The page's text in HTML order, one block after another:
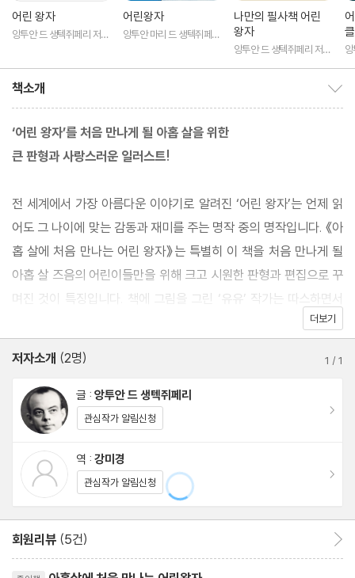
어린 왕자
앙투안 드 생텍쥐페리 저/
어린왕자
앙투안 마리 드 생텍쥐페리
나만의 필사책 어린
왕자
앙투안 드 생텍쥐페리 저/
책소개
‘어린 왕자’를 처음 만나게 될 아홉 살을 위한
큰 판형과 사랑스러운 일러스트!
전 세계에서 가장 아름다운 이야기로 알려진 ‘어린 왕자’는 언제 읽
어도 그 나이에 맞는 감동과 재미를 주는 명작 중의 명작입니다. 《아
홉 살에 처음 만나는 어린 왕자》는 특별히 이 책을 처음 만나게 될
아홉 살 즈음의 어린이들만을 위해 크고 시원한 판형과 편집으로 꾸
며진 것이 특징입니다. 책에 그림을 그린 ‘유유’ 작가는 따스하면서
도 맑은 감성을 지닌 ‘어린 왕자’ 캐릭터를 새롭게 선보여 어린이들
별처럼 맑고 순수한 이야기를 어린 날에 만날 수 있다면 평생을 함께
할 가장 소중한 친구를 얻게 될 것입니다.
더보기
저자소개 (2명) 1 /1
글 : 앙투안 드 생텍쥐페리
관심작가 알림신청
역 : 강미경
관심작가 알림신청
회원리뷰 (5건)